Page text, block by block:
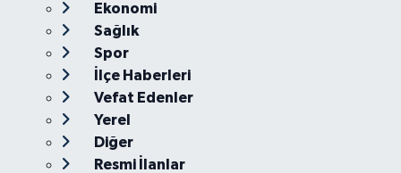
Ekonomi
Sağlık
Spor
İlçe Haberleri
Vefat Edenler
Yerel
Diğer
Resmi İlanlar